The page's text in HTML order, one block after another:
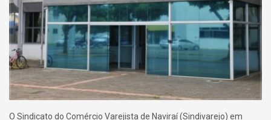
O Sindicato do Comércio Varejista de Naviraí (Sindivarejo) em